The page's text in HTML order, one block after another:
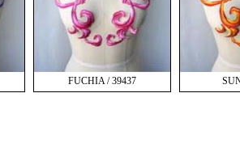
FUCHIA / 39437